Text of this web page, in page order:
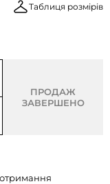
Таблиця розмірів
ПРОДАЖ
ЗАВЕРШЕНО